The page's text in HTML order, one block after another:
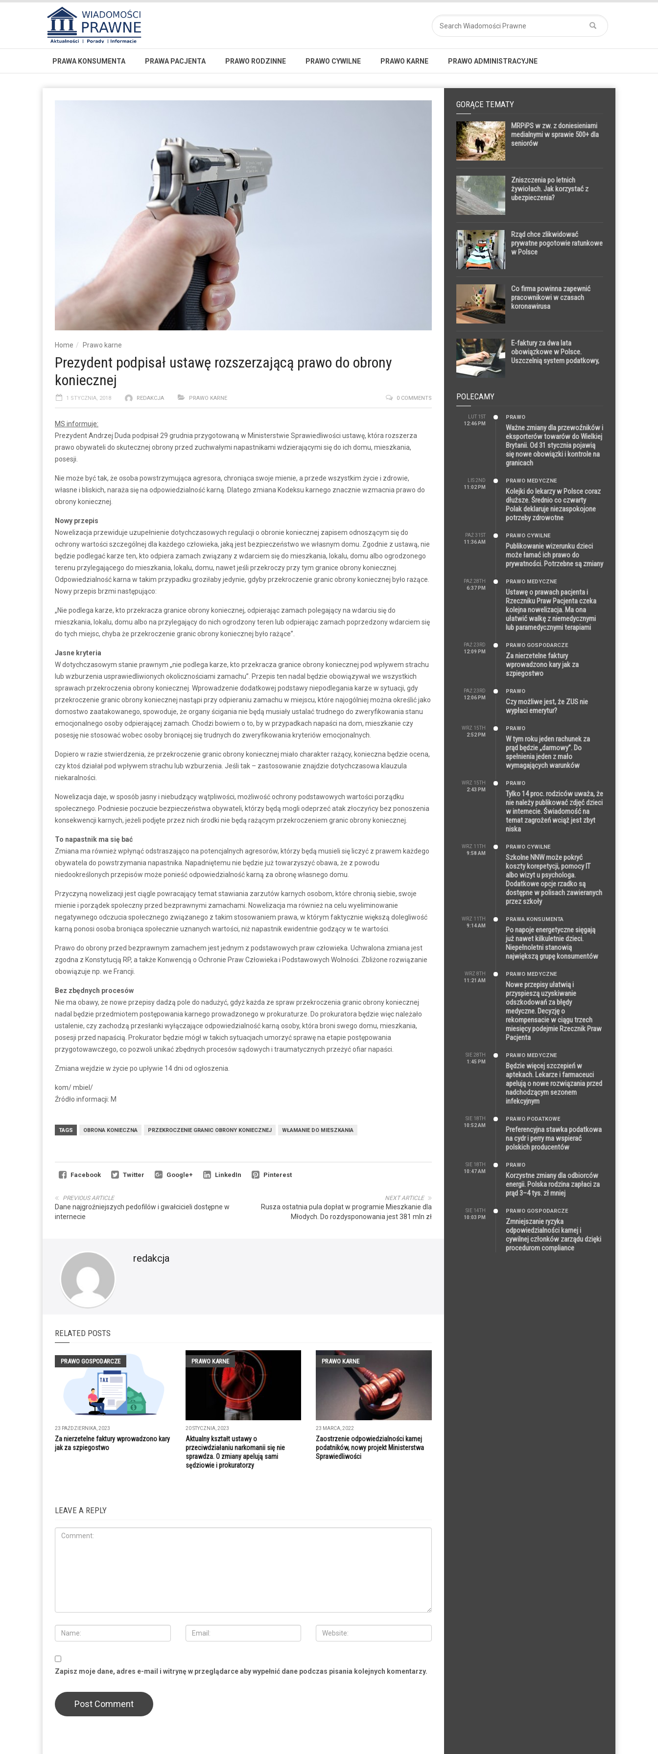
PRAWA KONSUMENTA PRAWA PACJENTA PRAWO RODZINNE PRAWO CYWILNE PRAWO KARNE PRAWO ADMINISTRACYJNE
Home Prawo karne
Prezydent podpisał ustawę rozszerzającą prawo do obrony
koniecznej
1 STYCZNIA, 2018 REDAKCJA PRAWO KARNE 0 COMMENTS
MS informuje:
Prezydent Andrzej Duda podpisał 29 grudnia przygotowaną w Ministerstwie Sprawiedliwości ustawę, która rozszerza
prawo obywateli do skutecznej obrony przed zuchwałymi napastnikami wdzierającymi się do ich domu, mieszkania,
posesji.
Nie może być tak, że osoba powstrzymująca agresora, chroniąca swoje mienie, a przede wszystkim życie i zdrowie,
własne i bliskich, naraża się na odpowiedzialność karną. Dlatego zmiana Kodeksu karnego znacznie wzmacnia prawo do
obrony koniecznej.
Nowy przepis
Nowelizacja przewiduje uzupełnienie dotychczasowych regulacji o obronie koniecznej zapisem odnoszącym się do
ochrony wartości szczególnej dla każdego człowieka, jaką jest bezpieczeństwo we własnym domu. Zgodnie z ustawą, nie
będzie podlegać karze ten, kto odpiera zamach związany z wdarciem się do mieszkania, lokalu, domu albo ogrodzonego
terenu przylegającego do mieszkania, lokalu, domu, nawet jeśli przekroczy przy tym granice obrony koniecznej.
Odpowiedzialność karna w takim przypadku groziłaby jedynie, gdyby przekroczenie granic obrony koniecznej było rażące.
Nowy przepis brzmi następująco:
„Nie podlega karze, kto przekracza granice obrony koniecznej, odpierając zamach polegający na wdarciu się do
mieszkania, lokalu, domu albo na przylegający do nich ogrodzony teren lub odpierając zamach poprzedzony wdarciem się
do tych miejsc, chyba że przekroczenie granic obrony koniecznej było rażące”.
Jasne kryteria
W dotychczasowym stanie prawnym „nie podlega karze, kto przekracza granice obrony koniecznej pod wpływem strachu
lub wzburzenia usprawiedliwionych okolicznościami zamachu”. Przepis ten nadal będzie obowiązywał we wszystkich
sprawach przekroczenia obrony koniecznej. Wprowadzenie dodatkowej podstawy niepodlegania karze w sytuacji, gdy
przekroczenie granic obrony koniecznej nastąpi przy odpieraniu zamachu w miejscu, które najogólniej można określić jako
domostwo zaatakowanego, spowoduje, że organy ścigania nie będą musiały ustalać trudnego do zweryfikowania stanu
emocjonalnego osoby odpierającej zamach. Chodzi bowiem o to, by w przypadkach napaści na dom, mieszkanie czy
posesję nie stosować wobec osoby broniącej się trudnych do zweryfikowania kryteriów emocjonalnych.
Dopiero w razie stwierdzenia, że przekroczenie granic obrony koniecznej miało charakter rażący, konieczna będzie ocena,
czy ktoś działał pod wpływem strachu lub wzburzenia. Jeśli tak – zastosowanie znajdzie dotychczasowa klauzula
niekaralności.
Nowelizacja daje, w sposób jasny i niebudzący wątpliwości, możliwość ochrony podstawowych wartości porządku
społecznego. Podniesie poczucie bezpieczeństwa obywateli, którzy będą mogli odeprzeć atak złoczyńcy bez ponoszenia
konsekwencji karnych, jeżeli podjęte przez nich środki nie będą rażącym przekroczeniem granic obrony koniecznej.
To napastnik ma się bać
Zmiana ma również wpłynąć odstraszająco na potencjalnych agresorów, którzy będą musieli się liczyć z prawem każdego
obywatela do powstrzymania napastnika. Napadniętemu nie będzie już towarzyszyć obawa, że z powodu
niedookreślonych przepisów może ponieść odpowiedzialność karną za obronę własnego domu.
Przyczyną nowelizacji jest ciągle powracający temat stawiania zarzutów karnych osobom, które chronią siebie, swoje
mienie i porządek społeczny przed bezprawnymi zamachami. Nowelizacja ma również na celu wyeliminowanie
negatywnego odczucia społecznego związanego z takim stosowaniem prawa, w którym faktycznie większą dolegliwość
karną ponosi osoba broniąca społecznie uznanych wartości, niż napastnik ewidentnie godzący w te wartości.
Prawo do obrony przed bezprawnym zamachem jest jednym z podstawowych praw człowieka. Uchwalona zmiana jest
zgodna z Konstytucją RP, a także Konwencją o Ochronie Praw Człowieka i Podstawowych Wolności. Zbliżone rozwiązanie
obowiązuje np. we Francji.
Bez zbędnych procesów
Nie ma obawy, że nowe przepisy dadzą pole do nadużyć, gdyż każda ze spraw przekroczenia granic obrony koniecznej
nadal będzie przedmiotem postępowania karnego prowadzonego w prokuraturze. Do prokuratora będzie więc należało
ustalenie, czy zachodzą przesłanki wyłączające odpowiedzialność karną osoby, która broni swego domu, mieszkania,
posesji przed napaścią. Prokurator będzie mógł w takich sytuacjach umorzyć sprawę na etapie postępowania
przygotowawczego, co pozwoli unikać zbędnych procesów sądowych i traumatycznych przeżyć ofiar napaści.
Zmiana wejdzie w życie po upływie 14 dni od ogłoszenia.
kom/ mbiel/
Źródło informacji: M
TAGS OBRONA KONIECZNA PRZEKROCZENIE GRANIC OBRONY KONIECZNEJ WŁAMANIE DO MIESZKANIA
Facebook Twitter Google+ LinkedIn Pinterest
NEXT ARTICLE
Rusza ostatnia pula dopłat w programie Mieszkanie dla
Młodych. Do rozdysponowania jest 381 mln zł
PREVIOUS ARTICLE
Dane najgroźniejszych pedofilów i gwałcicieli dostępne w
internecie
redakcja
RELATED POSTS
PRAWO GOSPODARCZE
23 PAŹDZIERNIKA, 2023
Za nierzetelne faktury wprowadzono kary
jak za szpiegostwo
PRAWO KARNE
20 STYCZNIA, 2023
Aktualny kształt ustawy o
przeciwdziałaniu narkomanii się nie
sprawdza. O zmiany apelują sami
sędziowie i prokuratorzy
PRAWO KARNE
23 MARCA, 2022
Zaostrzenie odpowiedzialności karnej
podatników, nowy projekt Ministerstwa
Sprawiedliwości
LEAVE A REPLY
Zapisz moje dane, adres e-mail i witrynę w przeglądarce aby wypełnić dane podczas pisania kolejnych komentarzy.
GORĄCE TEMATY
MRPiPS w zw. z doniesieniami
medialnymi w sprawie 500+ dla
seniorów
Zniszczenia po letnich
żywiołach. Jak korzystać z
ubezpieczenia?
Rząd chce zlikwidować
prywatne pogotowie ratunkowe
w Polsce
Co firma powinna zapewnić
pracownikowi w czasach
koronawirusa
E-faktury za dwa lata
obowiązkowe w Polsce.
Uszczelnią system podatkowy,
POLECAMY
LUT 1ST
12:46 PM
PRAWO
Ważne zmiany dla przewoźników i
eksporterów towarów do Wielkiej
Brytanii. Od 31 stycznia pojawią
się nowe obowiązki i kontrole na
granicach
LIS 2ND
11:02 PM
PRAWO MEDYCZNE
Kolejki do lekarzy w Polsce coraz
dłuższe. Średnio co czwarty
Polak deklaruje niezaspokojone
potrzeby zdrowotne
PAŹ 31ST
11:36 AM
PRAWO CYWILNE
Publikowanie wizerunku dzieci
może łamać ich prawo do
prywatności. Potrzebne są zmiany
PAŹ 28TH
6:37 PM
PRAWO MEDYCZNE
Ustawę o prawach pacjenta i
Rzeczniku Praw Pacjenta czeka
kolejna nowelizacja. Ma ona
ułatwić walkę z niemedycznymi
lub paramedycznymi terapiami
PAŹ 23RD
12:09 PM
PRAWO GOSPODARCZE
Za nierzetelne faktury
wprowadzono kary jak za
szpiegostwo
PAŹ 23RD
12:06 PM
PRAWO
Czy możliwe jest, że ZUS nie
wypłaci emerytur?
WRZ 15TH
2:52 PM
PRAWO
W tym roku jeden rachunek za
prąd będzie „darmowy”. Do
spełnienia jeden z mało
wymagających warunków
WRZ 15TH
2:43 PM
PRAWO
Tylko 14 proc. rodziców uważa, że
nie należy publikować zdjęć dzieci
w internecie. Świadomość na
temat zagrożeń wciąż jest zbyt
niska
WRZ 11TH
9:58 AM
PRAWO CYWILNE
Szkolne NNW może pokryć
koszty korepetycji, pomocy IT
albo wizyt u psychologa.
Dodatkowe opcje rzadko są
dostępne w polisach zawieranych
przez szkoły
WRZ 11TH
9:14 AM
PRAWA KONSUMENTA
Po napoje energetyczne sięgają
już nawet kilkuletnie dzieci.
Niepełnoletni stanowią
największą grupę konsumentów
WRZ 8TH
11:21 AM
PRAWO MEDYCZNE
Nowe przepisy ułatwią i
przyspieszą uzyskiwanie
odszkodowań za błędy
medyczne. Decyzję o
rekompensacie w ciągu trzech
miesięcy podejmie Rzecznik Praw
Pacjenta
SIE 28TH
1:45 PM
PRAWO MEDYCZNE
Będzie więcej szczepień w
aptekach. Lekarze i farmaceuci
apelują o nowe rozwiązania przed
nadchodzącym sezonem
infekcyjnym
SIE 18TH
10:52 AM
PRAWO PODATKOWE
Preferencyjna stawka podatkowa
na cydr i perry ma wspierać
polskich producentów
SIE 18TH
10:47 AM
PRAWO
Korzystne zmiany dla odbiorców
energii. Polska rodzina zapłaci za
prąd 3–4 tys. zł mniej
SIE 14TH
10:03 PM
PRAWO GOSPODARCZE
Zmniejszanie ryzyka
odpowiedzialności karnej i
cywilnej członków zarządu dzięki
procedurom compliance